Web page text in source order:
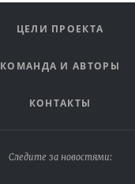
ЦЕЛИ ПРОЕКТА
КОМАНДА И АВТОРЫ
КОНТАКТЫ
Следите за новостями: